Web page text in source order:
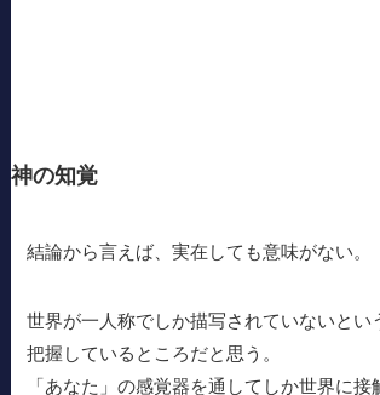
神の知覚
結論から言えば、実在しても意味がない。
世界が一人称でしか描写されていないとい
把握しているところだと思う。
「あなた」の感覚器を通してしか世界に